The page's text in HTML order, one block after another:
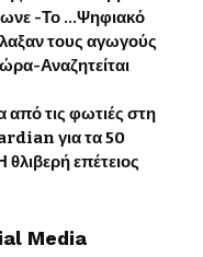
-Το …Ψηφιακό
τους αγωγούς
Αναζητείται
από τις φωτιές στη
για τα 50
επέτειος
Media